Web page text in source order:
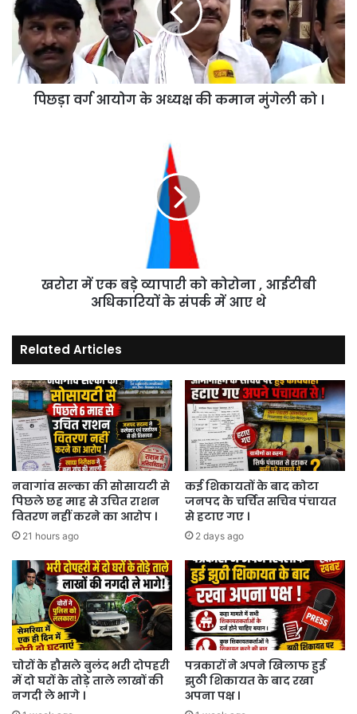
अध्यक्ष
की
कमान
मुंगेली
को
पिछड़ा वर्ग आयोग के अध्यक्ष की कमान मुंगेली को ।
अधिकारियों
में
आए
थे
खरोरा में एक बड़े व्यापारी को कोरोना , आईटीबी
अधिकारियों के संपर्क में आए थे
Related Articles
नवागांव सल्का की सोसायटी से
पिछले छह माह से उचित राशन
वितरण नहीं करने का आरोप ।
21 hours ago
कई शिकायतों के बाद कोटा
जनपद के चर्चित सचिव पंचायत
से हटाए गए ।
2 days ago
चोरों के हौसले बुलंद भरी दोपहरी
में दो घरों के तोड़े ताले लाखों की
नगदी ले भागे ।
पत्रकारों ने अपने खिलाफ हुई
झुठी शिकायत के बाद रखा
अपना पक्ष ।